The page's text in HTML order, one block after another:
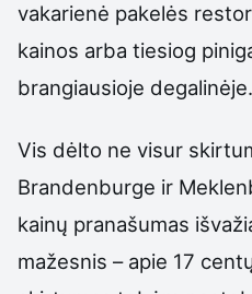
vakarienė pakelės
kainos arba tiesiog
brangiausioje degalinėje.
Vis dėlto ne visur
Brandenburge ir
kainų pranašumas
mažesnis – apie 17